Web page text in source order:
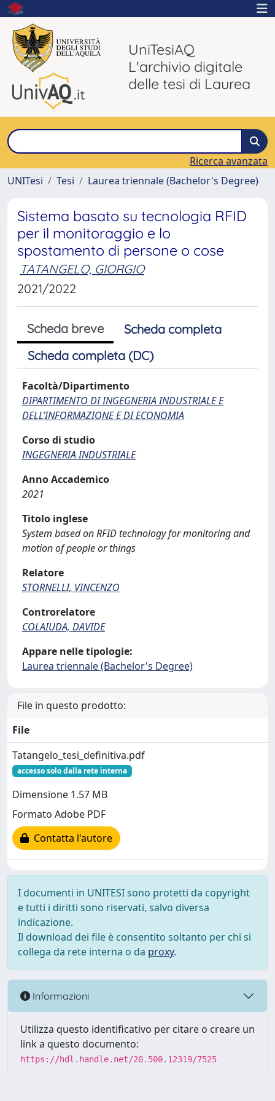
UniTesiAQ
L'archivio digitale
delle tesi di Laurea
Ricerca avanzata
UNITesi
Tesi Laurea triennale (Bachelor's Degree)
Sistema basato su tecnologia RFID
per il monitoraggio e lo
spostamento di persone o cose
TATANGELO, GIORGIO
2021/2022
Scheda breve
Scheda completa
Scheda completa (DC)
Facoltà/Dipartimento
DIPARTIMENTO DI INGEGNERIA INDUSTRIALE E
DELL’INFORMAZIONE E DI ECONOMIA
Corso di studio
INGEGNERIA INDUSTRIALE
Anno Accademico
2021
Titolo inglese
System based on RFID technology for monitoring and
motion of people or things
Relatore
STORNELLI, VINCENZO
Controrelatore
COLAIUDA, DAVIDE
Appare nelle tipologie:
Laurea triennale (Bachelor's Degree)
File in questo prodotto:
File
Tatangelo_tesi_definitiva.pdf
accesso solo dalla rete interna
Dimensione 1.57 MB
Formato Adobe PDF
Contatta l'autore
I documenti in UNITESI sono protetti da copyright
e tutti i diritti sono riservati, salvo diversa
indicazione.
Il download dei file è consentito soltanto per chi si
collega da rete interna o da proxy.
Informazioni
Utilizza questo identificativo per citare o creare un
link a questo documento:
https://hdl.handle.net/20.500.12319/7525